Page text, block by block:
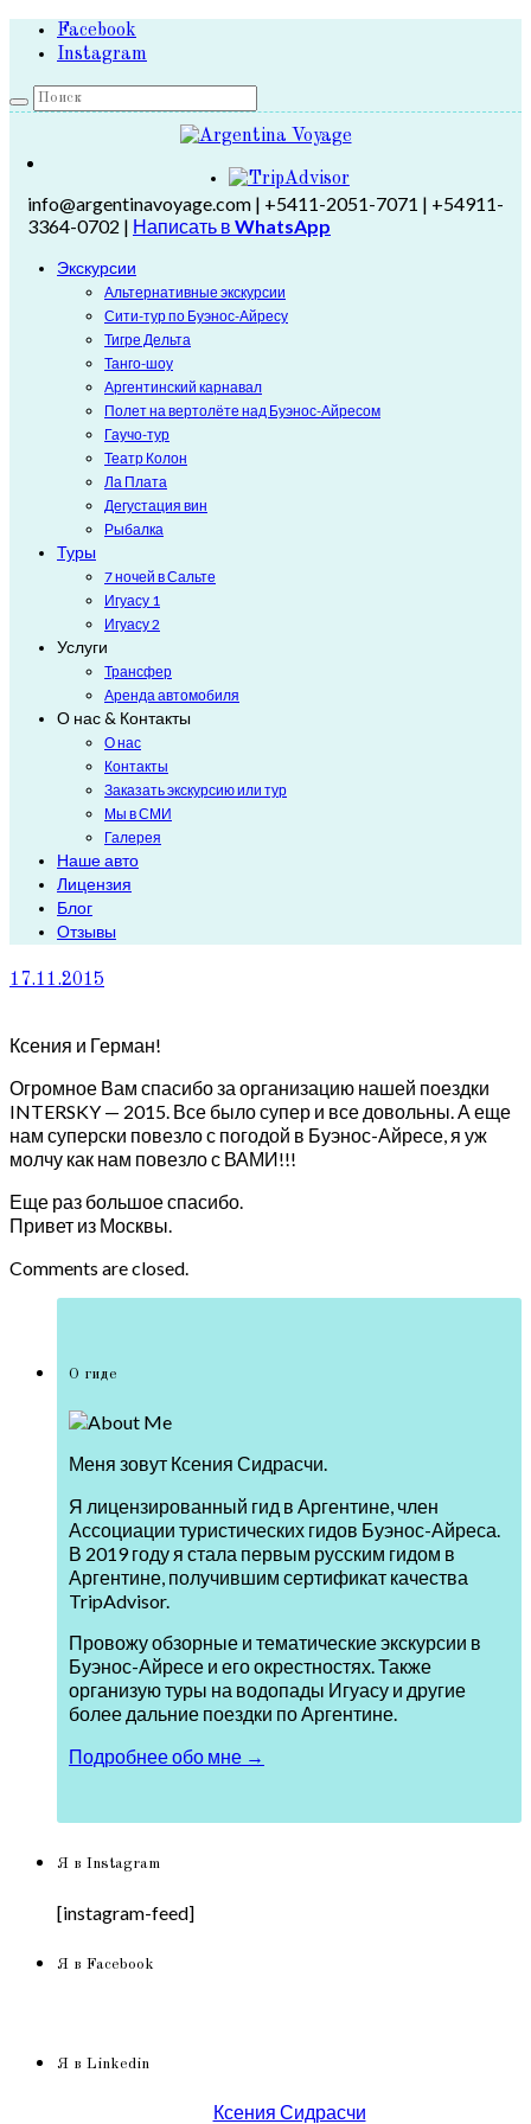
Facebook
Instagram
info@argentinavoyage.com | +5411-2051-7071 | +54911-
3364-0702 | Написать в WhatsApp
Экскурсии
Альтернативные экскурсии
Сити-тур по Буэнос-Айресу
Тигре Дельта
Танго-шоу
Аргентинский карнавал
Полет на вертолёте над Буэнос-Айресом
Гаучо-тур
Театр Колон
Ла Плата
Дегустация вин
Рыбалка
Туры
7 ночей в Сальте
Игуасу 1
Игуасу 2
Услуги
Трансфер
Аренда автомобиля
О нас & Контакты
О нас
Контакты
Заказать экскурсию или тур
Мы в СМИ
Галерея
Наше авто
Лицензия
Блог
Отзывы
17.11.2015
Ксения и Герман!
Огромное Вам спасибо за организацию нашей поездки
INTERSKY — 2015. Все было супер и все довольны. А еще
нам суперски повезло с погодой в Буэнос-Айресе, я уж
молчу как нам повезло с ВАМИ!!!
Еще раз большое спасибо.
Привет из Москвы.
Comments are closed.
О гиде
Меня зовут Ксения Сидрасчи.
Я лицензированный гид в Аргентине, член
Ассоциации туристических гидов Буэнос-Айреса.
В 2019 году я стала первым русским гидом в
Аргентине, получившим сертификат качества
TripAdvisor.
Провожу обзорные и тематические экскурсии в
Буэнос-Айресе и его окрестностях. Также
организую туры на водопады Игуасу и другие
более дальние поездки по Аргентине.
Подробнее обо мне →
Я в Instagram
[instagram-feed]
Я в Facebook
Я в Linkedin
Ксения Сидрасчи